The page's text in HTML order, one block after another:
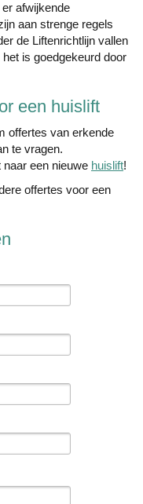
afwijkende
aan strenge regels
de Liftenrichtlijn vallen
is goedgekeurd door
een huislift
offertes van erkende
te vragen.
een nieuwe huislift!
offertes voor een